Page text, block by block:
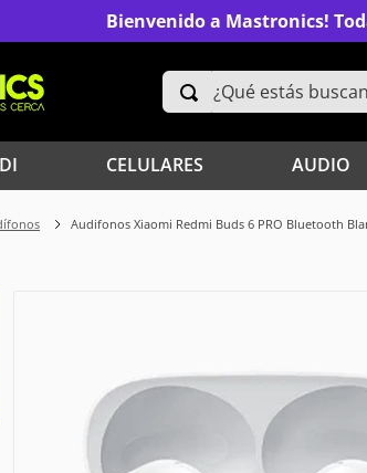
Bienvenido a Mastronics!
¿Qué estás buscando?
CELULARES AUDIO
Audifonos Xiaomi Redmi Buds 6 PRO Bluetooth
TÉRMINOS MÁS